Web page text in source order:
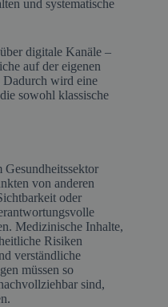
und systematische
digitale Kanäle –
auf der eigenen
Dadurch wird eine
sowohl klassische
Gesundheitssektor
von anderen
oder
Medizinische Inhalte,
Risiken
verständliche
müssen so
sind,